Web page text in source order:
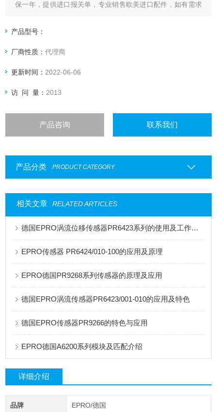
保一年，提供进口报关单，专业销售欧美进口配件，如有需求
上海辰丁自动化有限公司主营欧美进口品牌，合作公司稳定，
原厂产品，有需求找辰丁哦。
产品型号：
厂商性质：代理商
更新时间： 2022-06-06
访 问 量： 2013
产品咨询 联系我们
产品分类 PRODUCT CATEGORY
相关文章 RELATED ARTICLES
德国EPRO涡流位移传感器PR6423系列的使用及工作原理
EPRO传感器 PR6424/010-100的应用及原理
EPRO德国PR9268系列传感器的原理及应用
德国EPRO涡流传感器PR6423/001-010的应用及特色
德国EPRO传感器PR9266的特色与应用
EPRO德国A6200系列模块及匹配介绍
详细介绍
品牌 EPRO/德国